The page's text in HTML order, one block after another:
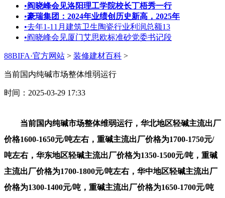
•阎晓峰会见洛阳理工学院校长丁梧秀一行
•豪瑞集团：2024年业绩创历史新高，2025年
•去年1-11月建筑卫生陶瓷行业利润总额13
•阎晓峰会见厦门艾思欧标准砂党委书记段
88BIFA·官方网站 > 装修建材百科 >
当前国内纯碱市场整体维弱运行
时间：2025-03-29 17:33
当前国内纯碱市场整体维弱运行，华北地区轻碱主流出厂
价格1600-1650元/吨左右，重碱主流出厂价格为1700-1750元/
吨左右，华东地区轻碱主流出厂价格为1350-1500元/吨，重碱
主流出厂价格为1700-1800元/吨左右，华中地区轻碱主流出厂
价格为1300-1400元/吨，重碱主流出厂价格为1650-1700元/吨